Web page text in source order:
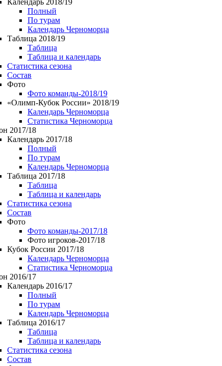
Календарь 2018/19
Полный
По турам
Календарь Черноморца
Таблица 2018/19
Таблица
Таблица и календарь
Статистика сезона
Состав
Фото
Фото команды-2018/19
«Олимп-Кубок России» 2018/19
Календарь Черноморца
Статистика Черноморца
2017/18
Календарь 2017/18
Полный
По турам
Календарь Черноморца
Таблица 2017/18
Таблица
Таблица и календарь
Статистика сезона
Состав
Фото
Фото команды-2017/18
Фото игроков-2017/18
Кубок России 2017/18
Календарь Черноморца
Статистика Черноморца
2016/17
Календарь 2016/17
Полный
По турам
Календарь Черноморца
Таблица 2016/17
Таблица
Таблица и календарь
Статистика сезона
Состав